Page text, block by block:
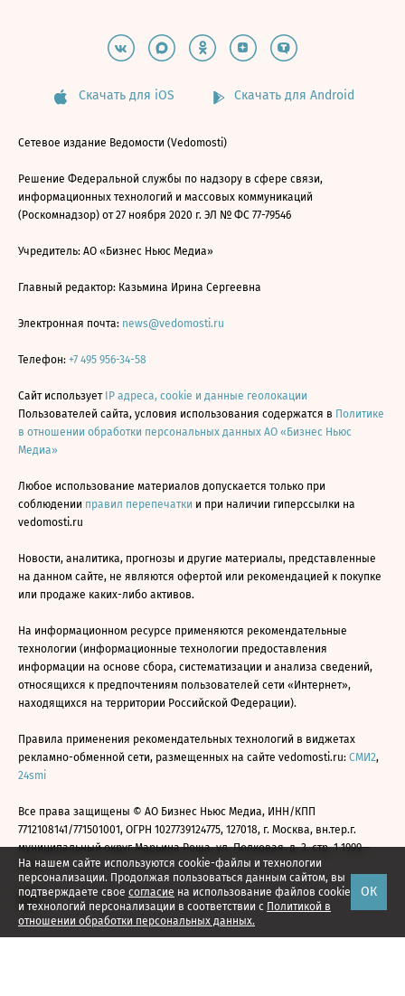
На нашем сайте используются cookie-файлы и технологии
персонализации. Продолжая пользоваться данным сайтом, вы
подтверждаете свое согласие на использование файлов cookie
и технологий персонализации в соответствии с Политикой в
отношении обработки персональных данных.
ОК
Скачать для iOS Скачать для Android
Сетевое издание Ведомости (Vedomosti)
Решение Федеральной службы по надзору в сфере связи,
информационных технологий и массовых коммуникаций
(Роскомнадзор) от 27 ноября 2020 г. ЭЛ № ФС 77-79546
Учредитель: АО «Бизнес Ньюс Медиа»
Главный редактор: Казьмина Ирина Сергеевна
Электронная почта: news@vedomosti.ru
Телефон: +7 495 956-34-58
Сайт использует IP адреса, cookie и данные геолокации
Пользователей сайта, условия использования содержатся в Политике
в отношении обработки персональных данных АО «Бизнес Ньюс
Медиа»
Любое использование материалов допускается только при
соблюдении правил перепечатки и при наличии гиперссылки на
vedomosti.ru
Новости, аналитика, прогнозы и другие материалы, представленные
на данном сайте, не являются офертой или рекомендацией к покупке
или продаже каких-либо активов.
На информационном ресурсе применяются рекомендательные
технологии (информационные технологии предоставления
информации на основе сбора, систематизации и анализа сведений,
относящихся к предпочтениям пользователей сети «Интернет»,
находящихся на территории Российской Федерации).
Правила применения рекомендательных технологий в виджетах
рекламно-обменной сети, размещенных на сайте vedomosti.ru: СМИ2,
24smi
Все права защищены © АО Бизнес Ньюс Медиа, ИНН/КПП
7712108141/771501001, ОГРН 1027739124775, 127018, г. Москва, вн.тер.г.
муниципальный округ Марьина Роща, ул. Полковая, д. 3, стр. 1 1999—
2026